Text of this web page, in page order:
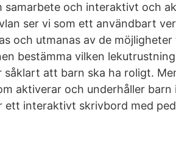
och interaktivt och
ser vi som ett användbart
och utmanas av de
bestämma vilken
att barn ska ha roligt.
aktiverar och underhåller
ett interaktivt skrivbord med